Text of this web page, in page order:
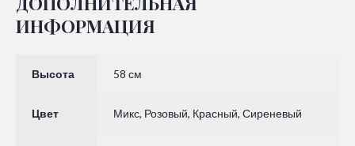
ИНФОРМАЦИЯ
Высота 58 см
Цвет Микс, Розовый, Красный, Сиреневый